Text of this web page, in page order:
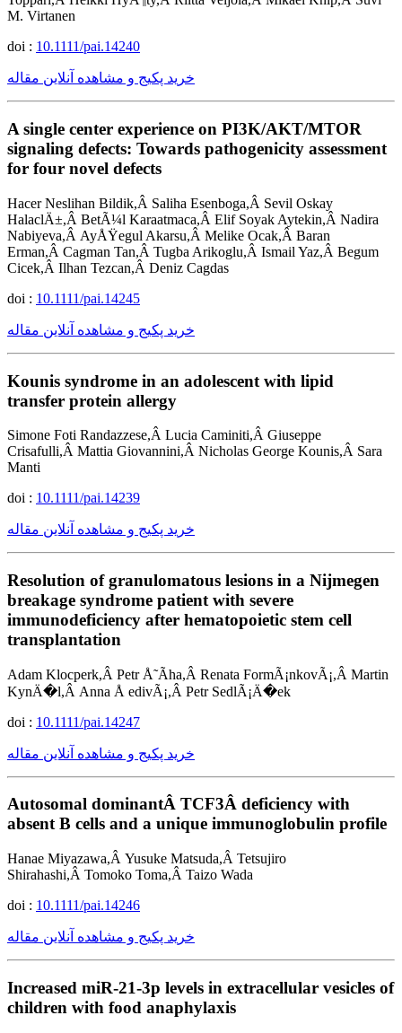
M. Virtanen
doi : 10.1111/pai.14240
خرید پکیج و مشاهده آنلاین مقاله
A single center experience on PI3K/AKT/MTOR
signaling defects: Towards pathogenicity assessment
for four novel defects
Hacer Neslihan Bildik,Â Saliha Esenboga,Â Sevil Oskay
HalaclÄ±,Â BetÃ¼l Karaatmaca,Â Elif Soyak Aytekin,Â Nadira
Nabiyeva,Â AyÅŸegul Akarsu,Â Melike Ocak,Â Baran
Erman,Â Cagman Tan,Â Tugba Arikoglu,Â Ismail Yaz,Â Begum
Cicek,Â Ilhan Tezcan,Â Deniz Cagdas
doi : 10.1111/pai.14245
خرید پکیج و مشاهده آنلاین مقاله
Kounis syndrome in an adolescent with lipid
transfer protein allergy
Simone Foti Randazzese,Â Lucia Caminiti,Â Giuseppe
Crisafulli,Â Mattia Giovannini,Â Nicholas George Kounis,Â Sara
Manti
doi : 10.1111/pai.14239
خرید پکیج و مشاهده آنلاین مقاله
Resolution of granulomatous lesions in a Nijmegen
breakage syndrome patient with severe
immunodeficiency after hematopoietic stem cell
transplantation
Adam Klocperk,Â Petr Å˜Ã­ha,Â Renata FormÃ¡nkovÃ¡,Â Martin
KynÄ�l,Â Anna Å edivÃ¡,Â Petr SedlÃ¡Ä�ek
doi : 10.1111/pai.14247
خرید پکیج و مشاهده آنلاین مقاله
Autosomal dominantÂ TCF3Â deficiency with
absent B cells and a unique immunoglobulin profile
Hanae Miyazawa,Â Yusuke Matsuda,Â Tetsujiro
Shirahashi,Â Tomoko Toma,Â Taizo Wada
doi : 10.1111/pai.14246
خرید پکیج و مشاهده آنلاین مقاله
Increased miR-21-3p levels in extracellular vesicles of
children with food anaphylaxis